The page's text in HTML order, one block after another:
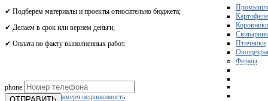
Коровники
Птичники
Фермы
Склады
Коммерч.недвижимость
✔ Подберем материалы и проекты относительно бюджета;
✔ Делаем в срок или вернем деньги;
✔ Оплата по факту выполненных работ.
phone